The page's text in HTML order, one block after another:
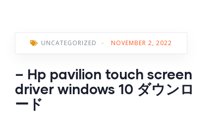
UNCATEGORIZED - NOVEMBER 2, 2022
– Hp pavilion touch screen
driver windows 10 ダウンロ
ード